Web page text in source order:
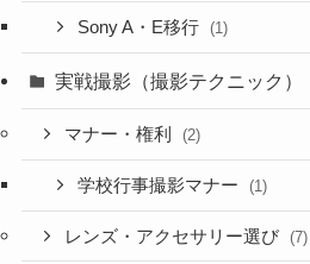
Sony A・E移行 (1)
実戦撮影（撮影テクニック）
マナー・権利 (2)
学校行事撮影マナー (1)
レンズ・アクセサリー選び (7)